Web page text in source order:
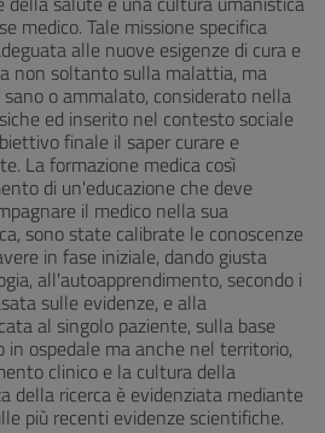
medico. Tale missione specifica
alle nuove esigenze di cura e
non soltanto sulla malattia, ma
o ammalato, considerato nella
ed inserito nel contesto sociale
finale il saper curare e
La formazione medica così
di un'educazione che deve
il medico nella sua
sono state calibrate le conoscenze
in fase iniziale, dando giusta
all'autoapprendimento, secondo i
sulle evidenze, e alla
al singolo paziente, sulla base
in ospedale ma anche nel territorio,
clinico e la cultura della
della ricerca è evidenziata mediante
più recenti evidenze scientifiche.